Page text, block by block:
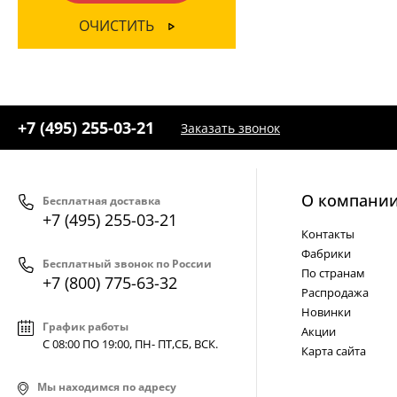
ОЧИСТИТЬ
+7 (495) 255-03-21 Заказать звонок
Бесплатная доставка
+7 (495) 255-03-21
Бесплатный звонок по России
+7 (800) 775-63-32
График работы
С 08:00 ПО 19:00, ПН- ПТ,СБ, ВСК.
Мы находимся по адресу
О
Контакты
Фабрики
По странам
Распродажа
Новинки
Акции
Карта сайта